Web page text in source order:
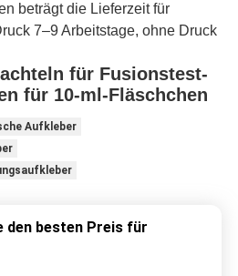
beträgt die Lieferzeit für
7–9 Arbeitstage, ohne Druck
für Fusionstest-
für 10-ml-Fläschchen
Aufkleber
den besten Preis für